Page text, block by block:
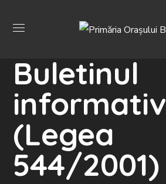
Buletinul
informativ
(Legea
544/2001)